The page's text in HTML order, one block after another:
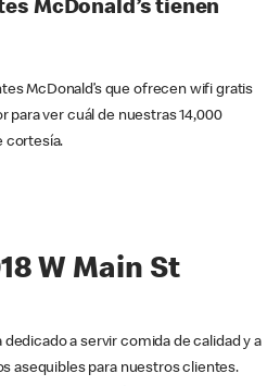
McDonald’s tienen
McDonald’s que ofrecen wifi gratis
para ver cuál de nuestras 14,000
cortesía.
W Main St
dedicado a servir comida de calidad y a
asequibles para nuestros clientes.